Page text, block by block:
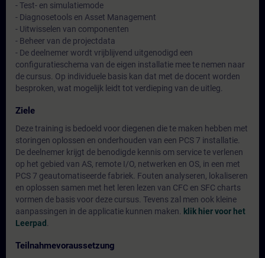
- Test- en simulatiemode
- Diagnosetools en Asset Management
- Uitwisselen van componenten
- Beheer van de projectdata
- De deelnemer wordt vrijblijvend uitgenodigd een
configuratieschema van de eigen installatie mee te nemen naar
de cursus. Op individuele basis kan dat met de docent worden
besproken, wat mogelijk leidt tot verdieping van de uitleg.
Ziele
Deze training is bedoeld voor diegenen die te maken hebben met
storingen oplossen en onderhouden van een PCS 7 installatie.
De deelnemer krijgt de benodigde kennis om service te verlenen
op het gebied van AS, remote I/O, netwerken en OS, in een met
PCS 7 geautomatiseerde fabriek. Fouten analyseren, lokaliseren
en oplossen samen met het leren lezen van CFC en SFC charts
vormen de basis voor deze cursus. Tevens zal men ook kleine
aanpassingen in de applicatie kunnen maken.
klik hier voor het
Leerpad
Teilnahmevoraussetzung